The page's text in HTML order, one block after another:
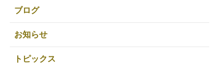
ブログ
お知らせ
トピックス